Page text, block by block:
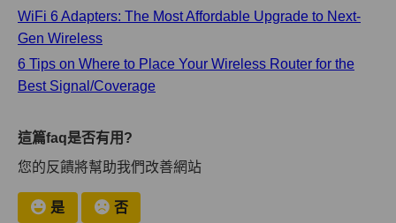
WiFi 6 Adapters: The Most Affordable Upgrade to Next-
Gen Wireless
6 Tips on Where to Place Your Wireless Router for the
Best Signal/Coverage
這篇faq是否有用?
您的反饋將幫助我們改善網站
是 否